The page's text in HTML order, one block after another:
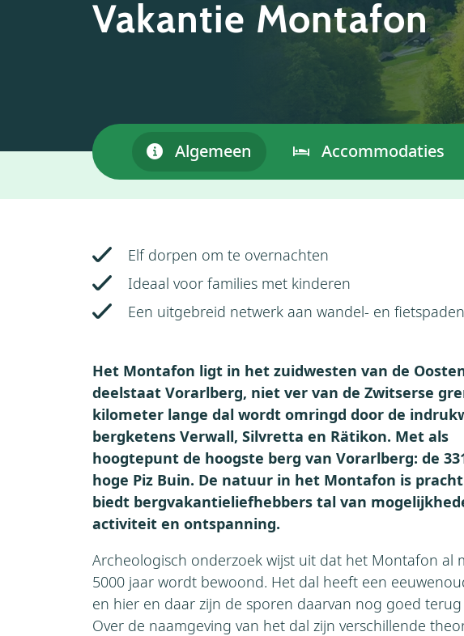
Vakantie Montafon
Algemeen Accommodaties
Elf dorpen om te overnachten
Ideaal voor families met kinderen
Een uitgebreid netwerk aan wandel- en fietspaden
Het Montafon ligt in het zuidwesten van de
deelstaat Vorarlberg, niet ver van de Zwitserse
kilometer lange dal wordt omringd door de
bergketens Verwall, Silvretta en Rätikon. Met als
hoogtepunt de hoogste berg van Vorarlberg: de
hoge Piz Buin. De natuur in het Montafon is
biedt bergvakantieliefhebbers tal van
activiteit en ontspanning.
Archeologisch onderzoek wijst uit dat het Montafon al
5000 jaar wordt bewoond. Het dal heeft een
en hier en daar zijn de sporen daarvan nog goed terug
Over de naamgeving van het dal zijn verschillende